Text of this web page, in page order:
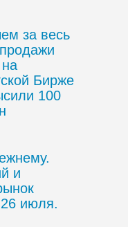
за весь
Бирже
100
и
июля.